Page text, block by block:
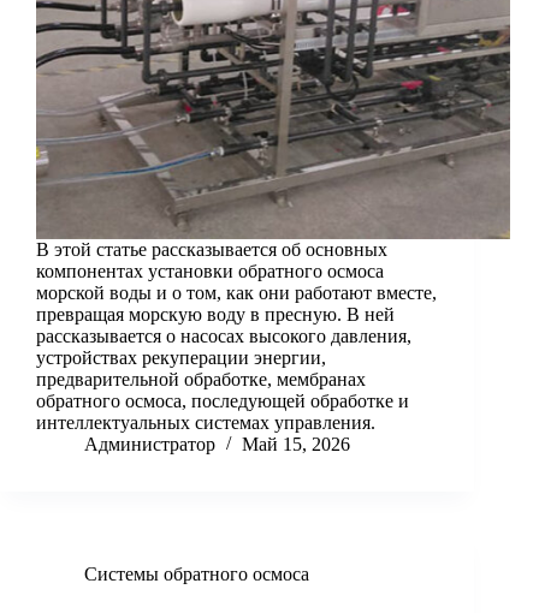
В этой статье рассказывается об основных
компонентах установки обратного осмоса
морской воды и о том, как они работают вместе,
превращая морскую воду в пресную. В ней
рассказывается о насосах высокого давления,
устройствах рекуперации энергии,
предварительной обработке, мембранах
обратного осмоса, последующей обработке и
интеллектуальных системах управления.
Администратор
Май 15, 2026
Системы обратного осмоса